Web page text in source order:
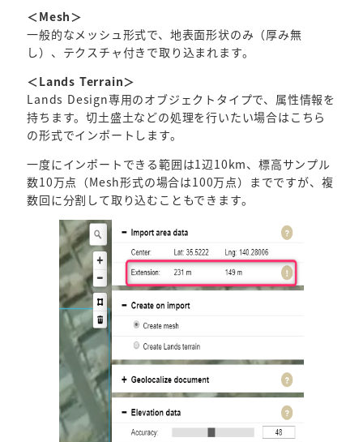
＜Mesh＞
一般的なメッシュ形式で、地表面形状のみ（厚み無
し）、テクスチャ付きで取り込まれます。
＜Lands Terrain＞
Lands Design専用のオブジェクトタイプで、属性情報を
持ちます。切土盛土などの処理を行いたい場合はこちら
の形式でインポートします。
一度にインポートできる範囲は1辺10km、標高サンプル
数10万点（Mesh形式の場合は100万点）までですが、複
数回に分割して取り込むこともできます。